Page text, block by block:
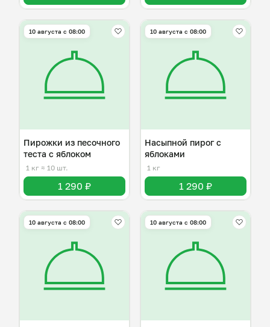
10 августа с 08:00
Пирожки из песочного
теста с яблоком
1 кг ≈ 10 шт.
1 290 ₽
10 августа с 08:00
Насыпной пирог с
яблоками
1 кг
1 290 ₽
10 августа с 08:00 10 августа с 08:00